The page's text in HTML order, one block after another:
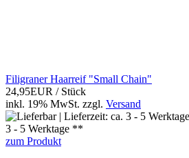
Filigraner Haarreif "Small Chain"
24,95EUR / Stück
inkl. 19% MwSt. zzgl. Versand
3 - 5 Werktage **
zum Produkt